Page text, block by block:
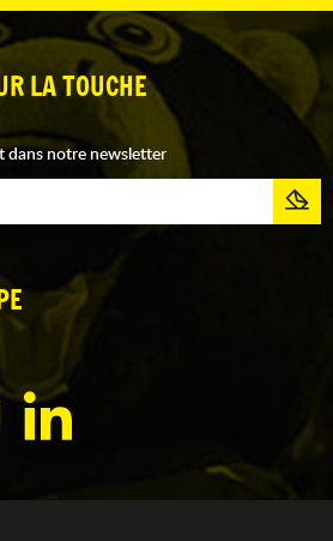
LA TOUCHE
dans notre newsletter